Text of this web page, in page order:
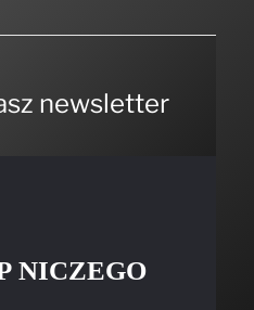
newsletter
NICZEGO